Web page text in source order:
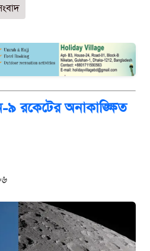
৯ রকেটের অনাকাঙ্ক্ষিত